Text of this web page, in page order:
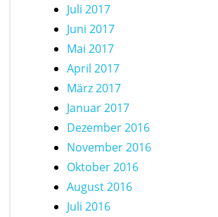
Juli 2017
Juni 2017
Mai 2017
April 2017
März 2017
Januar 2017
Dezember 2016
November 2016
Oktober 2016
August 2016
Juli 2016